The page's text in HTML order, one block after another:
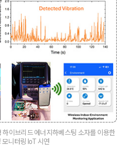
이브리드 에너지하베스팅 소자를 이용한
모니터링 IoT 시연